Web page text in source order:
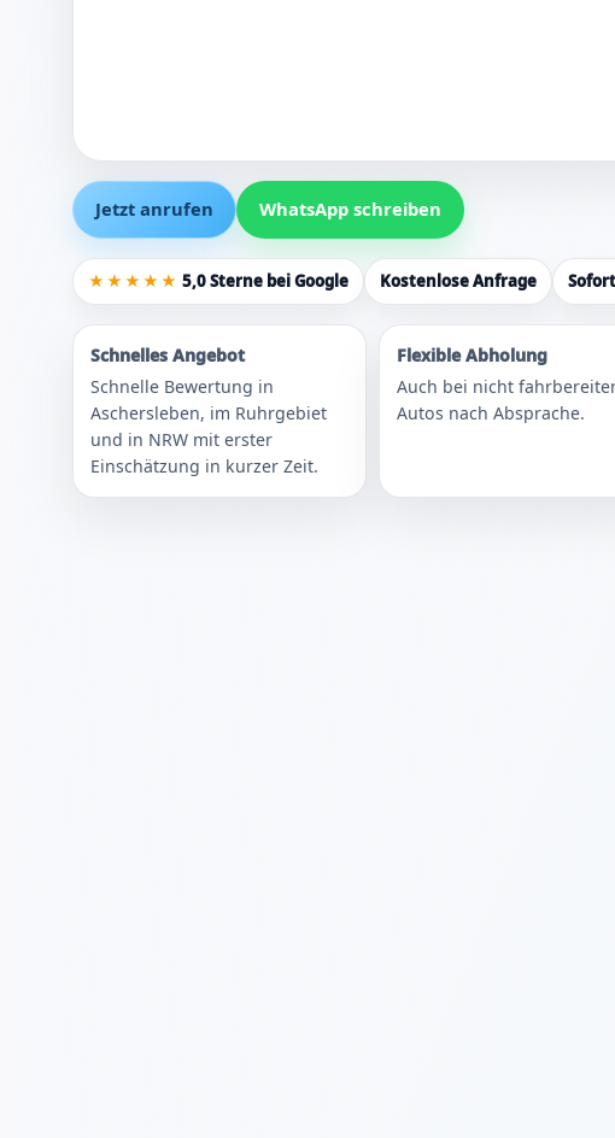
Jetzt anrufen WhatsApp schreiben
★★★★★ 5,0 Sterne bei Google Kostenlose Anfrage
Schnelles Angebot
Schnelle Bewertung in
Aschersleben, im Ruhrgebiet
und in NRW mit erster
Einschätzung in kurzer Zeit.
Flexible Abholung
Auch bei nicht
Autos nach Absprache.